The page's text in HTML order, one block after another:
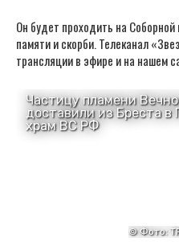
Он будет проходить на
памяти и скорби. Телеканал
трансляции в эфире и на нашем